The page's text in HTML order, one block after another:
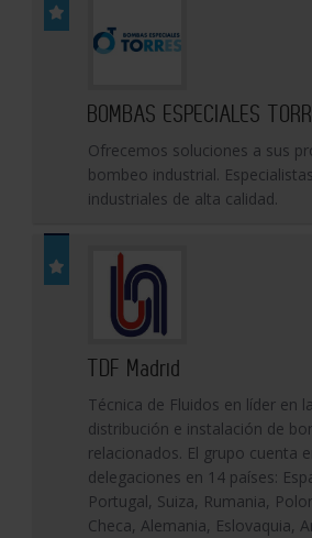
BOMBAS ESPECIALES
Ofrecemos soluciones a sus
bombeo industrial.
industriales de alta calidad.
TDF Madrid
Técnica de Fluidos en líder en
distribución e instalación de
relacionados. El grupo cuenta
delegaciones en 14 países:
Portugal, Suiza, Rumania,
Checa, Alemania, Eslovaquia,